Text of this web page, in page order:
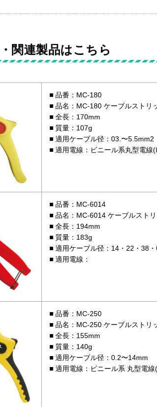
関連製品はこちら
品番：MC-180
品名：MC-180 ケーブルストリ
全長：170mm
質量：107g
適用ケーブル径：03.〜5.5mm2
適用電線：ビニール系丸型電線
品番：MC-6014
品名：MC-6014 ケーブルスト
全長：194mm
質量：183g
適用ケーブル径：14・22・38・
適用電線：
品番：MC-250
品名：MC-250 ケーブルスト
全長：155mm
質量：140g
適用ケーブル径：0.2〜14mm
適用電線：ビニール系 丸型電線